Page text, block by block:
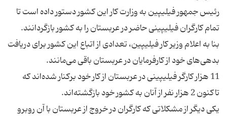
رئیس جمهور فیلیپین به وزارت کار این کشور دستور داده است تا
بنا به اعلام وزیر کار فیلیپین، تعدادی از اتباع این کشور برای دریافت
11 هزار کارگر فیلیپینی در عربستان از کار خود برکنار شده‌اند که
یکی دیگر از مشکلاتی که کارگران در خروج از عربستان با آن روبرو